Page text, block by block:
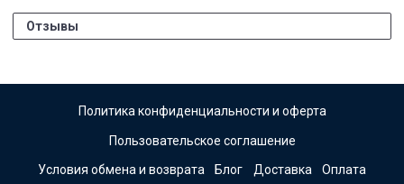
Отзывы
Политика конфиденциальности и оферта
Пользовательское соглашение
Условия обмена и возврата Блог Доставка Оплата